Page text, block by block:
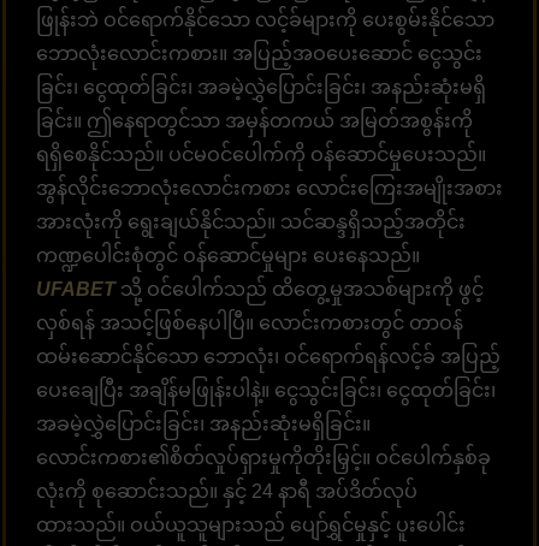
ဖြုန်းဘဲ ဝင်ရောက်နိုင်သော လင့်ခ်များကို ပေးစွမ်းနိုင်သော
ဘောလုံးလောင်းကစား။ အပြည့်အဝပေးဆောင် ငွေသွင်း
ခြင်း၊ ငွေထုတ်ခြင်း၊ အခမဲ့လွှဲပြောင်းခြင်း၊ အနည်းဆုံးမရှိ
ခြင်း။ ဤနေရာတွင်သာ အမှန်တကယ် အမြတ်အစွန်းကို
ရရှိစေနိုင်သည်။ ပင်မဝင်ပေါက်ကို ဝန်ဆောင်မှုပေးသည်။
အွန်လိုင်းဘောလုံးလောင်းကစား လောင်းကြေးအမျိုးအစား
အားလုံးကို ရွေးချယ်နိုင်သည်။ သင်ဆန္ဒရှိသည့်အတိုင်း
ကဏ္ဍပေါင်းစုံတွင် ဝန်ဆောင်မှုများ ပေးနေသည်။
UFABETသို့ ဝင်ပေါက်သည် ထိတွေ့မှုအသစ်များကို ဖွင့်
လှစ်ရန် အသင့်ဖြစ်နေပါပြီ။ လောင်းကစားတွင် တာဝန်
ထမ်းဆောင်နိုင်သော ဘောလုံး၊ ဝင်ရောက်ရန်လင့်ခ် အပြည့်
ပေးချေပြီး အချိန်မဖြုန်းပါနဲ့။ ငွေသွင်းခြင်း၊ ငွေထုတ်ခြင်း၊
အခမဲ့လွှဲပြောင်းခြင်း၊ အနည်းဆုံးမရှိခြင်း။
လောင်းကစား၏စိတ်လှုပ်ရှားမှုကိုတိုးမြှင့်။ ဝင်ပေါက်နှစ်ခု
လုံးကို စုဆောင်းသည်။ နှင့် 24 နာရီ အပ်ဒိတ်လုပ်
ထားသည်။ ဝယ်ယူသူများသည် ပျော်ရွှင်မှုနှင့် ပူးပေါင်း